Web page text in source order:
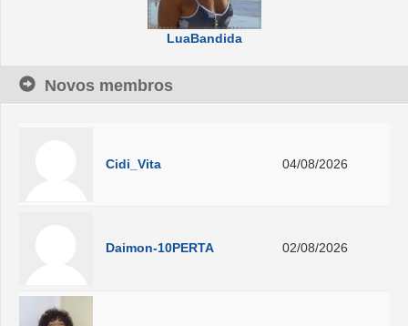
LuaBandida
Novos membros
Cidi_Vita 04/08/2026
Daimon-10PERTA 02/08/2026